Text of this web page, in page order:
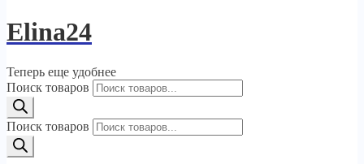
Elina24
Теперь еще удобнее
Поиск товаров
Поиск товаров